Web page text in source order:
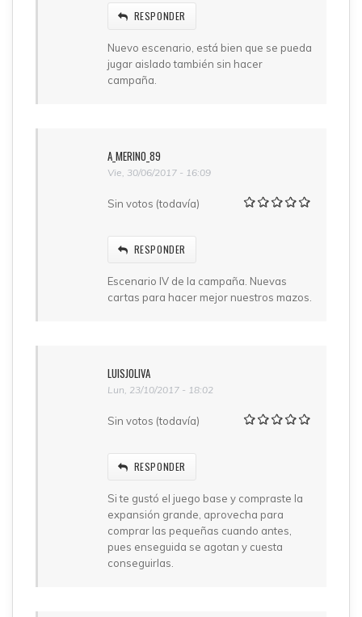
RESPONDER
Nuevo escenario, está bien que se pueda
jugar aislado también sin hacer
campaña.
A_MERINO_89
Vie, 30/06/2017 - 16:09
Sin votos (todavía)
RESPONDER
Escenario IV de la campaña. Nuevas
cartas para hacer mejor nuestros mazos.
LUISJOLIVA
Lun, 23/10/2017 - 18:02
Sin votos (todavía)
RESPONDER
Si te gustó el juego base y compraste la
expansión grande, aprovecha para
comprar las pequeñas cuando antes,
pues enseguida se agotan y cuesta
conseguirlas.